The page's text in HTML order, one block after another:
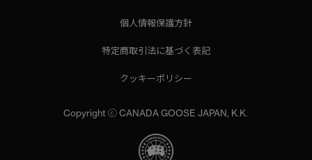
個人情報保護方針
特定商取引法に基づく表記
クッキーポリシー
Copyright ⓒ CANADA GOOSE JAPAN, K.K.